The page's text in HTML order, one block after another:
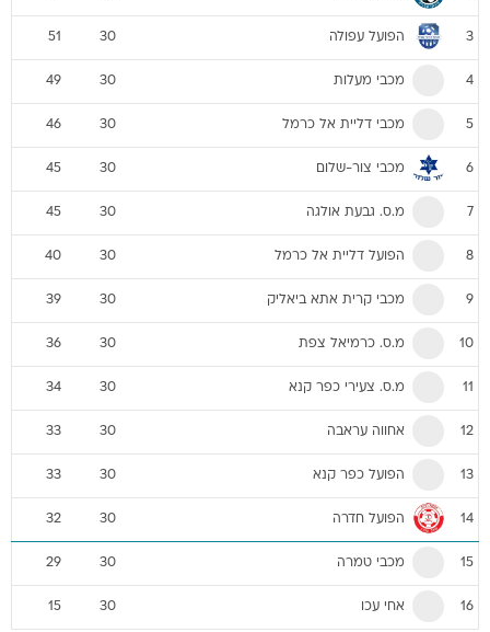
3 הפועל עפולה 30
51
4 מכבי מעלות 30
49
5 מכבי דליית אל כרמל 30
46
6 מכבי צור-שלום 30
45
7 מ.ס. גבעת אולגה 30
45
8 הפועל דליית אל כרמל 30
40
9 מכבי קרית אתא ביאליק 30
39
10 מ.ס. כרמיאל צפת 30
36
11 מ.ס. צעירי כפר קנא 30
34
12 אחווה עראבה 30
33
13 הפועל כפר קנא 30
33
14 הפועל חדרה 30
32
15 מכבי טמרה 30
29
16 אחי עכו 30
15